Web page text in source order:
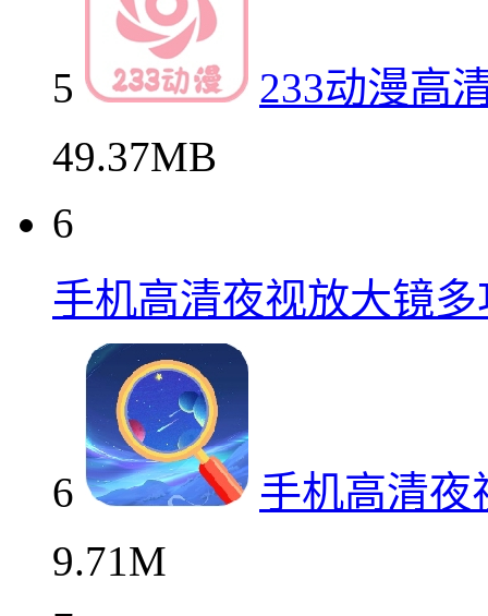
5
233动漫高
49.37MB
6
手机高清夜视放大镜
6
手机高清夜
9.71M